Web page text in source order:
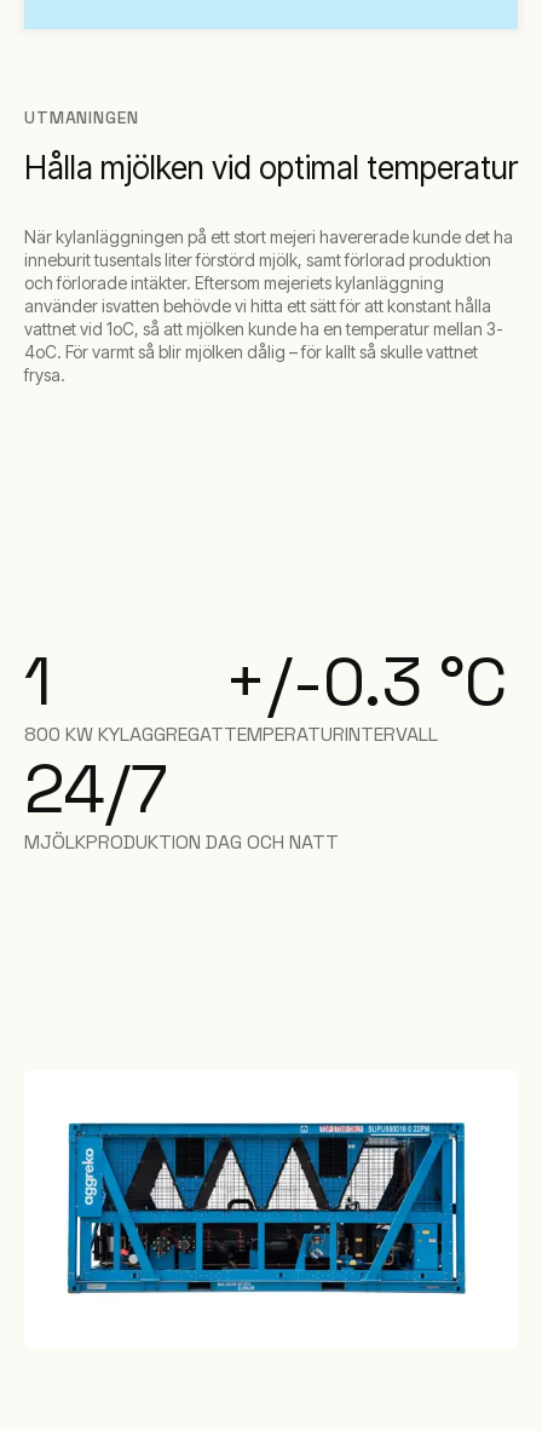
UTMANINGEN
Hålla mjölken vid optimal temperatur
När kylanläggningen på ett stort mejeri havererade kunde det ha
inneburit tusentals liter förstörd mjölk, samt förlorad produktion
och förlorade intäkter. Eftersom mejeriets kylanläggning
använder isvatten behövde vi hitta ett sätt för att konstant hålla
vattnet vid 1oC, så att mjölken kunde ha en temperatur mellan 3-
4oC. För varmt så blir mjölken dålig – för kallt så skulle vattnet
frysa.
1
800 KW KYLAGGREGAT
+/-0.3 °C
TEMPERATURINTERVALL
24/7
MJÖLKPRODUKTION DAG OCH NATT